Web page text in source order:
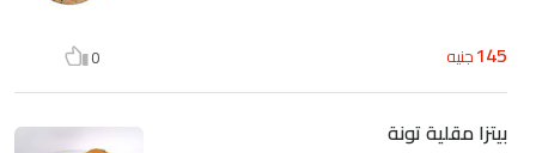
145جنيه 0
بيتزا مقلية تونة